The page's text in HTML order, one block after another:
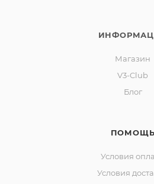
Магазин
V3-Club
Блог
ПОМОЩЬ
Условия
Условия